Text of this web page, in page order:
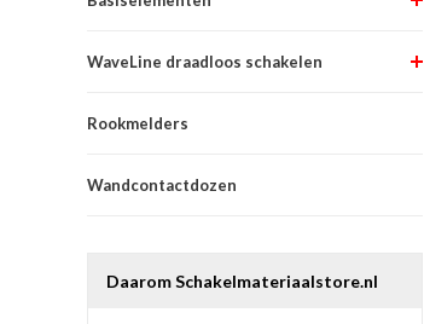
WaveLine draadloos schakelen
Rookmelders
Wandcontactdozen
Daarom Schakelmateriaalstore.nl